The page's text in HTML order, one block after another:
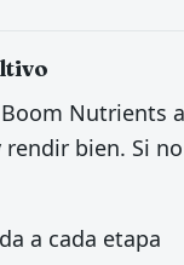
Nutrients
bien. Si
a cada etapa